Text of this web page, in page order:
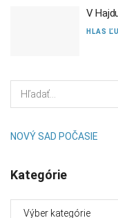
V
HLAS
NOVÝ SAD POČASIE
Kategórie